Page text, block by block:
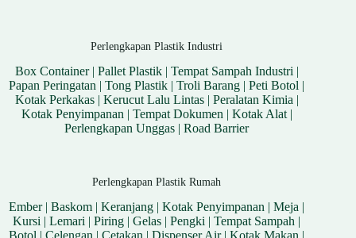
Perlengkapan Plastik Industri
Box Container| Pallet Plastik| Tempat Sampah Industri |
Papan Peringatan |Tong Plastik |Troli Barang |Peti Botol |
Kotak Perkakas| Kerucut Lalu Lintas| Peralatan Kimia |
Kotak Penyimpanan | Tempat Dokumen | Kotak Alat|
Perlengkapan Unggas |Road Barrier
Perlengkapan Plastik Rumah
Ember|Baskom |Keranjang |Kotak Penyimpanan |Meja |
Kursi |Lemari |Piring |Gelas |Pengki |Tempat Sampah |